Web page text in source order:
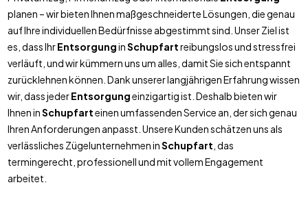
planen – wir bieten Ihnen maßgeschneiderte Lösungen, die genau
auf Ihre individuellen Bedürfnisse abgestimmt sind. Unser Ziel ist
es, dass IhrEntsorgunginSchupfartreibungslos und stressfrei
verläuft, und wir kümmern uns um alles, damit Sie sich entspannt
zurücklehnen können. Dank unserer langjährigen Erfahrung wissen
wir, dass jederEntsorgungeinzigartig ist. Deshalb bieten wir
Ihnen inSchupfarteinen umfassenden Service an, der sich genau
Ihren Anforderungen anpasst. Unsere Kunden schätzen uns als
verlässliches Zügelunternehmen inSchupfart , das
termingerecht, professionell und mit vollem Engagement
arbeitet.